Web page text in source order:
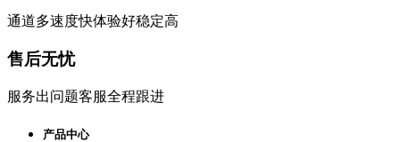
通道多速度快体验好稳定高
售后无忧
服务出问题客服全程跟进
产品中心